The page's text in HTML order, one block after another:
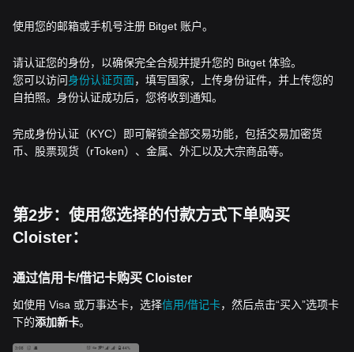
使用您的邮箱或手机号注册 Bitget 账户。
请认证您的身份，以确保完全合规并提升您的 Bitget 体验。
您可以访问身份认证页面，填写国家，上传身份证件，并上传您的
自拍照。身份认证成功后，您将收到通知。
完成身份认证（KYC）即可解锁全部交易功能，包括交易加密货
币、股票现货（rToken）、金属、外汇以及大宗商品等。
第2步：使用您选择的付款方式下单购买
Cloister：
通过信用卡/借记卡购买 Cloister
如使用 Visa 或万事达卡，选择信用/借记卡，然后点击“买入”选项卡
下的添加新卡。